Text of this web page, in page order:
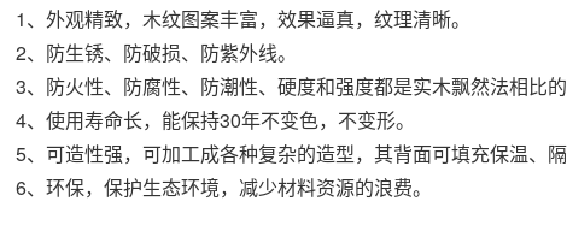
1、外观精致，木纹图案丰富，效果逼真，纹理清晰。
2、防生锈、防破损、防紫外线。
3、防火性、防腐性、防潮性、硬度和强度都是实木飘然法相比的
4、使用寿命长，能保持30年不变色，不变形。
5、可造性强，可加工成各种复杂的造型，其背面可填充保温、
6、环保，保护生态环境，减少材料资源的浪费。